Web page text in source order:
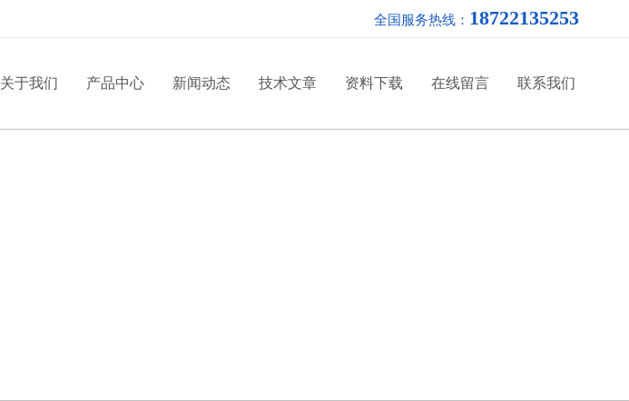
全国服务热线： 18722135253
关于我们 产品中心 新闻动态 技术文章 资料下载 在线留言 联系我们